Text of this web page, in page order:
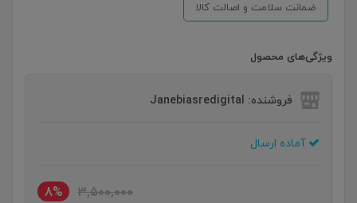
ضمانت سلامت و اصالت کالا
ویژگی‌های محصول
فروشنده: Janebiasredigital
آماده ارسال
3,500,000
8%